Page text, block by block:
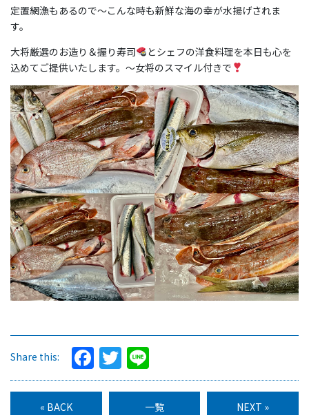
定置網漁もあるので〜こんな時も新鮮な海の幸が水揚げされま
す。
大将厳選のお造り＆握り寿司
とシェフの洋食料理を本日も心を
込めてご提供いたします。〜女将のスマイル付きで
Share this: Facebook
Twitter
« BACK 一覧 NEXT »